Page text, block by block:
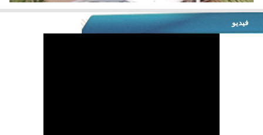
فيديو